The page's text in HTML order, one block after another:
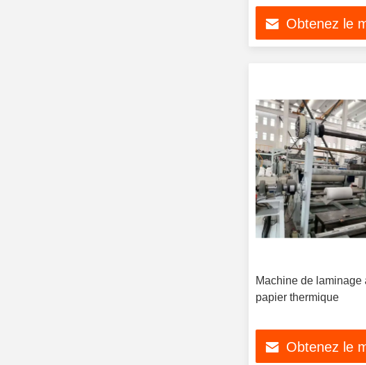
Obtenez le
Machine de laminage
papier thermique
Obtenez le